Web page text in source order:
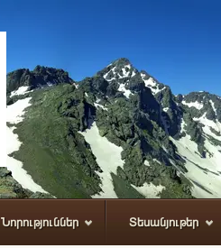
Նորություններ Տեսանյութեր